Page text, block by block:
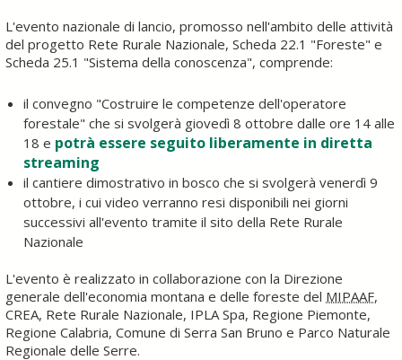
L'evento nazionale di lancio, promosso nell'ambito delle attività
del progetto Rete Rurale Nazionale, Scheda 22.1 "Foreste" e
Scheda 25.1 "Sistema della conoscenza", comprende:
il convegno "Costruire le competenze dell'operatore
forestale" che si svolgerà giovedì 8 ottobre dalle ore 14 alle
18 e potrà essere seguito liberamente in diretta
streaming
il cantiere dimostrativo in bosco che si svolgerà venerdì 9
ottobre, i cui video verranno resi disponibili nei giorni
successivi all'evento tramite il sito della Rete Rurale
Nazionale
L'evento è realizzato in collaborazione con la Direzione
generale dell'economia montana e delle foreste del MIPAAF,
CREA, Rete Rurale Nazionale, IPLA Spa, Regione Piemonte,
Regione Calabria, Comune di Serra San Bruno e Parco Naturale
Regionale delle Serre.